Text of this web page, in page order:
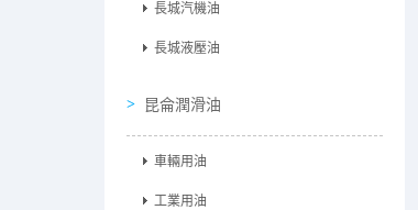
長城汽機油
長城液壓油
昆侖潤滑油
車輛用油
工業用油